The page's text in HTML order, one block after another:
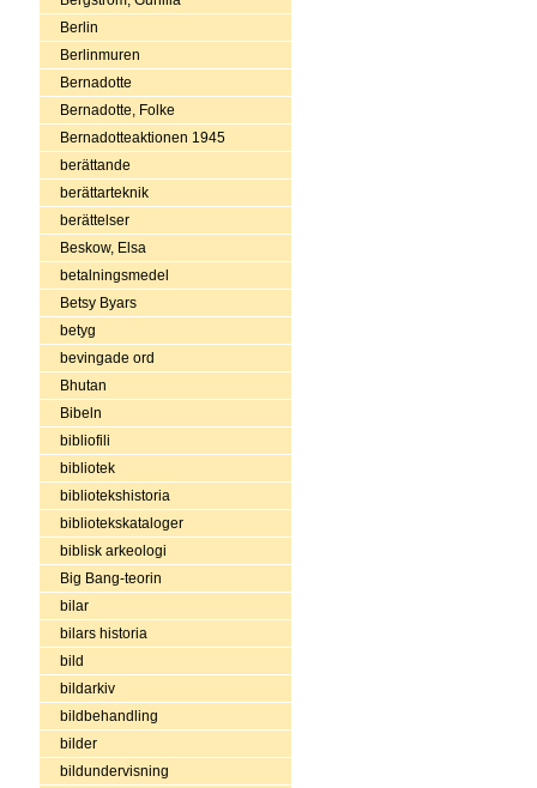
Berlin
Berlinmuren
Bernadotte
Bernadotte, Folke
Bernadotteaktionen 1945
berättande
berättarteknik
berättelser
Beskow, Elsa
betalningsmedel
Betsy Byars
betyg
bevingade ord
Bhutan
Bibeln
bibliofili
bibliotek
bibliotekshistoria
bibliotekskataloger
biblisk arkeologi
Big Bang-teorin
bilar
bilars historia
bild
bildarkiv
bildbehandling
bilder
bildundervisning